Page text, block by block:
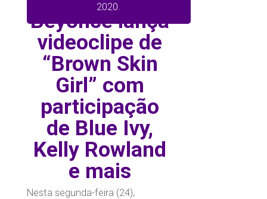
2020.
Beyoncé lança
videoclipe de
“Brown Skin
Girl” com
participação
de Blue Ivy,
Kelly Rowland
e mais
Nesta segunda-feira (24),